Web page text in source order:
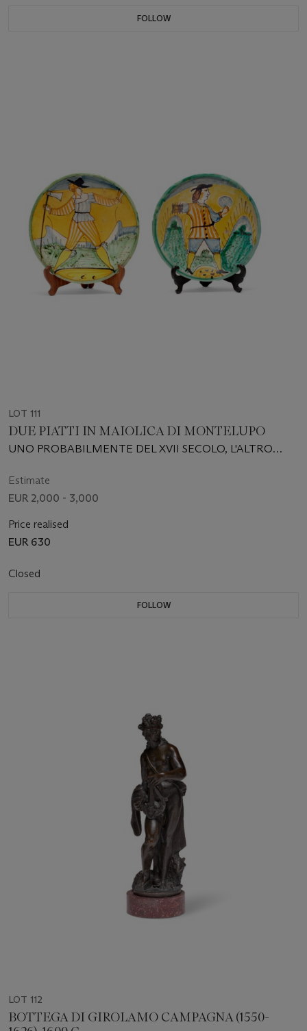
FOLLOW
LOT 111
DUE PIATTI IN MAIOLICA DI MONTELUPO
UNO PROBABILMENTE DEL XVII SECOLO, L'ALTRO
Estimate
EUR 2,000 - 3,000
Price realised
EUR 630
Closed
FOLLOW
LOT 112
BOTTEGA DI GIROLAMO CAMPAGNA (1550-